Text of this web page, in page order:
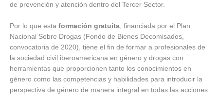
de prevención y atención dentro del Tercer Sector.
Por lo que esta formación gratuita , financiada por el Plan
Nacional Sobre Drogas (Fondo de Bienes Decomisados,
convocatoria de 2020), tiene el fin de formar a profesionales de
la sociedad civil iberoamericana en género y drogas con
herramientas que proporcionen tanto los conocimientos en
género como las competencias y habilidades para introducir la
perspectiva de género de manera integral en todas las acciones